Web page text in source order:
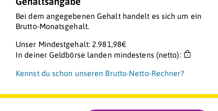
Bei dem angegebenen Gehalt handelt es sich um ein
Brutto-Monatsgehalt.
Unser Mindestgehalt: 2.981,98€
In deiner Geldbörse landen mindestens (netto):
Kennst du schon unseren Brutto-Netto-Rechner?